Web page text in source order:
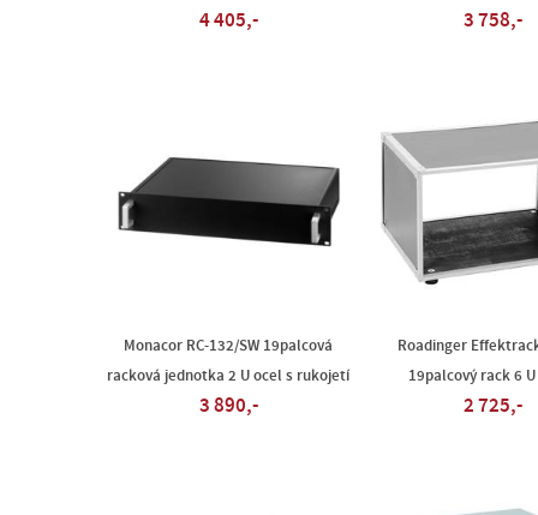
4 405,- 3 758,-
Monacor RC-132/SW 19palcová
racková jednotka 2 U ocel s rukojetí
3 890,-
Roadinger
19palcový rack 6
2 725,-